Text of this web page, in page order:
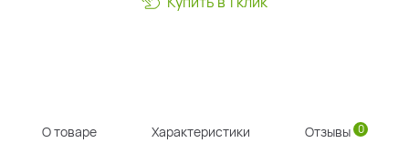
О товаре Характеристики Отзывы 0